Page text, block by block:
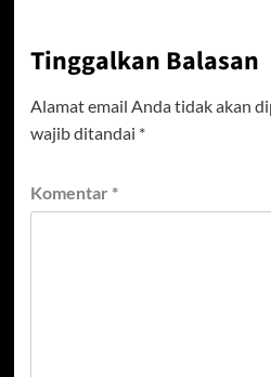
Tinggalkan Balasan
Alamat email Anda tidak akan
wajib ditandai *
Komentar *